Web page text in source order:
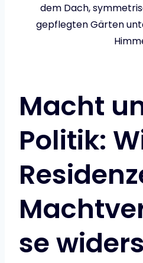
dem Dach,
gepflegten Gärten
Macht
Politik:
se